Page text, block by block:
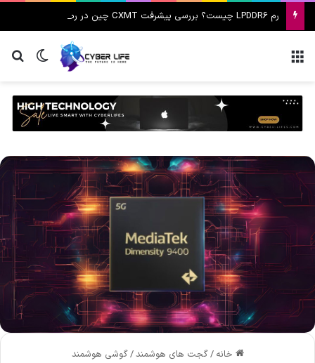
تغییر
خانه /گجت های هوشمند/گوشی هوشمند